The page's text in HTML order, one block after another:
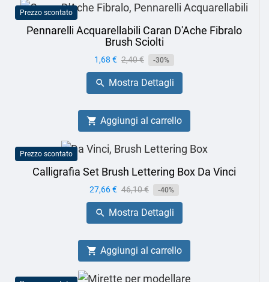
Prezzo scontato
Pennarelli Acquarellabili Caran D'Ache Fibralo
Brush Sciolti
Prezzo
1,68 € Prezzo
base
2,40 € -30%
 Mostra Dettagli
 Aggiungi al carrello
Prezzo scontato
Calligrafia Set Brush Lettering Box Da Vinci
Prezzo
27,66 € Prezzo
base
46,10 € -40%
 Mostra Dettagli
 Aggiungi al carrello